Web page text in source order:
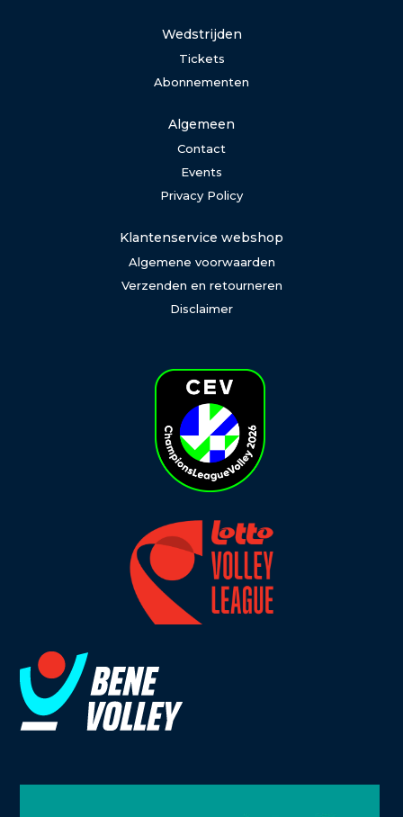
Wedstrijden
Tickets
Abonnementen
Algemeen
Contact
Events
Privacy Policy
Klantenservice webshop
Algemene voorwaarden
Verzenden en retourneren
Disclaimer